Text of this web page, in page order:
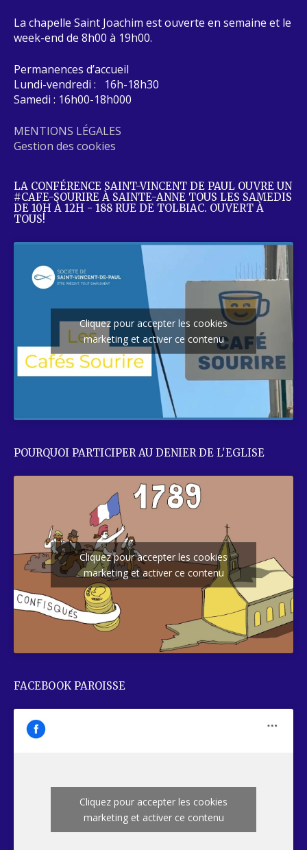
La chapelle Saint Joachim est ouverte en semaine et le
week-end de 8h00 à 19h00.
Permanences d’accueil
Lundi-vendredi : 16h-18h30
Samedi : 16h00-18h000
MENTIONS LÉGALES
Gestion des cookies
LA CONFÉRENCE SAINT-VINCENT DE PAUL OUVRE UN
#CAFE-SOURIRE À SAINTE-ANNE TOUS LES SAMEDIS
DE 10H À 12H - 188 RUE DE TOLBIAC. OUVERT À
TOUS!
Cliquez pour accepter les cookies
marketing et activer ce contenu
POURQUOI PARTICIPER AU DENIER DE L'EGLISE
Cliquez pour accepter les cookies
marketing et activer ce contenu
FACEBOOK PAROISSE
Cliquez pour accepter les cookies
marketing et activer ce contenu